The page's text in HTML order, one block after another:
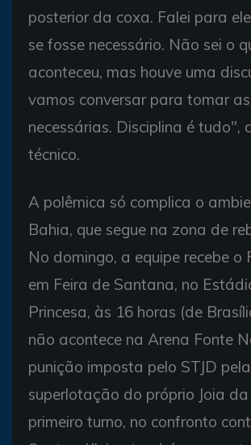
posterior da coxa. Falei para
se fosse necessário. Não sei o
aconteceu, mas houve uma
vamos conversar para tomar
necessárias. Disciplina é tudo",
técnico.
A polêmica só complica o
Bahia, que segue na zona de
No domingo, a equipe recebe o
em Feira de Santana, no
Princesa, às 16 horas (de
não acontece na Arena Fonte
punição imposta pelo STJD pela
superlotação do próprio Joia da
primeiro turno, no confronto